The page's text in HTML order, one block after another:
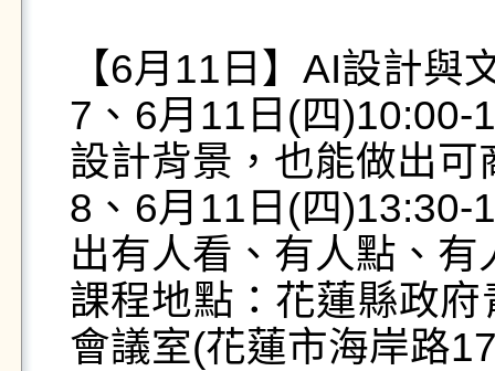
【6月11日】AI設計與
7、6月11日(四)10:00-
設計背景，也能做出可
8、6月11日(四)13:30-
出有人看、有人點、
課程地點：花蓮縣政
會議室(花蓮市海岸路